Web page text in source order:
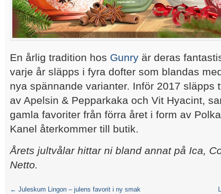
En årlig tradition hos Gunry är deras
varje år släpps i fyra dofter som blandas
nya spännande varianter. Inför 2017 släpps
av Apelsin & Pepparkaka och Vit Hyacint,
gamla favoriter från förra året i form av
Kanel återkommer till butik.
Årets jultvålar hittar ni bland annat på Ica,
Netto.
← Juleskum Lingon – julens favorit i ny smak